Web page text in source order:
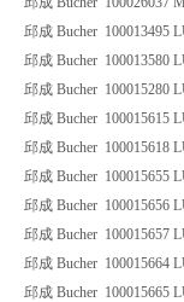
邱成 Bucher 100013495
邱成 Bucher 100013580
邱成 Bucher 100015280
邱成 Bucher 100015615
邱成 Bucher 100015618
邱成 Bucher 100015655
邱成 Bucher 100015656
邱成 Bucher 100015657
邱成 Bucher 100015664
邱成 Bucher 100015665